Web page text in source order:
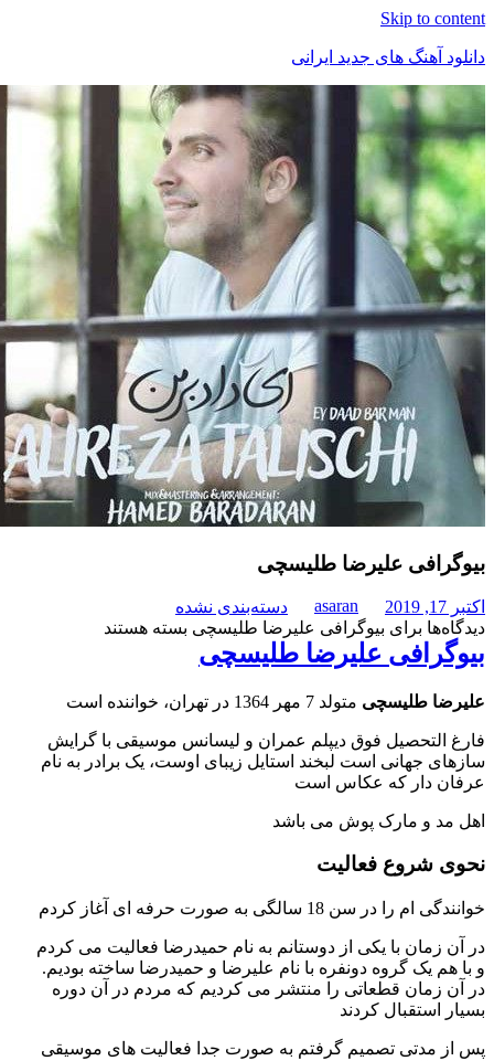
Skip
های جدید ایرانی
علیرضا طلیسچی
asaran
دسته‌بندی نشده
برای بیوگرافی علیرضا طلیسچی بسته هستند
علیرضا طلیسچی
متولد 7 مهر 1364 در تهران، خواننده است
فوق دیپلم عمران و لیسانس موسیقی با گرایش
است لبخند استایل زیبای اوست، یک برادر به نام
که عکاس است
مارک پوش می باشد
فعالیت
سالگی به صورت حرفه ای آغاز کردم
با یکی از دوستانم به نام حمیدرضا فعالیت می کردم
گروه دونفره با نام علیرضا و حمیدرضا ساخته بودیم.
قطعاتی را منتشر می کردیم که مردم در آن دوره
کردند
تصمیم گرفتم به صورت جدا فعالیت های موسیقی